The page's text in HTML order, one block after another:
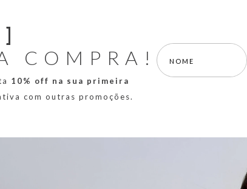
COMPRA!
10% off na sua primeira
com outras promoções.